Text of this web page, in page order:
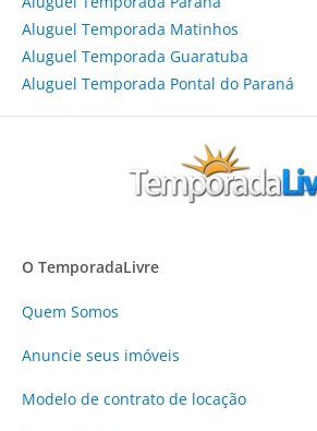
Aluguel Temporada Matinhos
Aluguel Temporada Guaratuba
Aluguel Temporada Pontal do Paraná
O TemporadaLivre
Quem Somos
Anuncie seus imóveis
Modelo de contrato de locação